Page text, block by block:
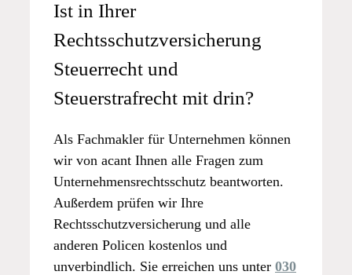
Ist in Ihrer
Rechtsschutzversicherung
Steuerrecht und
Steuerstrafrecht mit drin?
Als Fachmakler für Unternehmen können
wir von acant Ihnen alle Fragen zum
Unternehmensrechtsschutz beantworten.
Außerdem prüfen wir Ihre
Rechtsschutzversicherung und alle
anderen Policen kostenlos und
unverbindlich. Sie erreichen uns unter 030